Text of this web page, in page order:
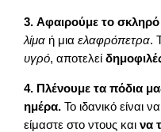
3. Αφαιρούμε το
λίμα ή μιαελαφρόπετρα.
υγρό, αποτελεί
4. Πλένουμε τα πόδια
ημέρα. Το ιδανικό είναι
είμαστε στο ντους καινα